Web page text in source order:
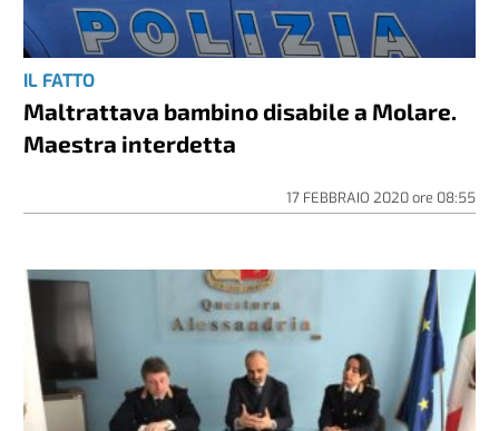
IL FATTO
Maltrattava bambino disabile a Molare.
Maestra interdetta
17 FEBBRAIO 2020ore 08:55